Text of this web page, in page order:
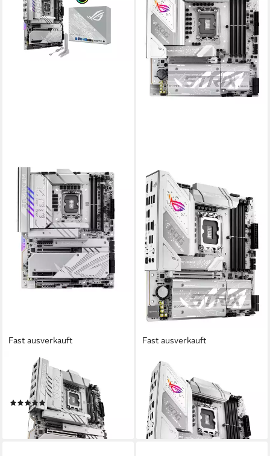
Fast ausverkauft
ROG MAXIMUS Z890 APEX
Mainboard
(1)
ab 463,00 €
lieferbar - in 3-4 Werktagen bei dir
Fast ausverkauft
ASUS
ROG STRIX B860-G GAMING
WIFI Mainboard
ab 249,00 €
lieferbar - in 3-4 Werktagen bei dir